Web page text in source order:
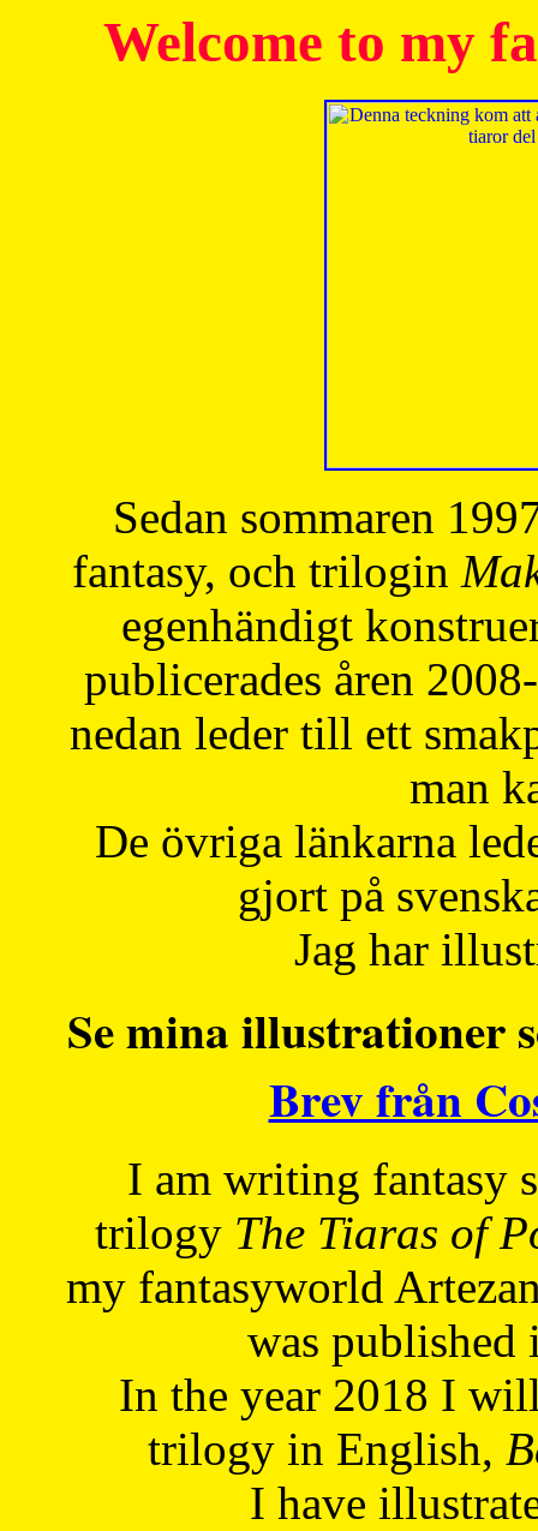
Welcome to my
Sedan sommaren
fantasy, och trilogin
egenhändigt
publicerades åren
nedan leder till ett
man
De övriga länkarna
gjort på
Jag har
Se mina illustrationer
Brev från
I am writing fantasy
trilogy The Tiaras of
my fantasyworld
was published
In the year 2018 I
trilogy in English,
I have